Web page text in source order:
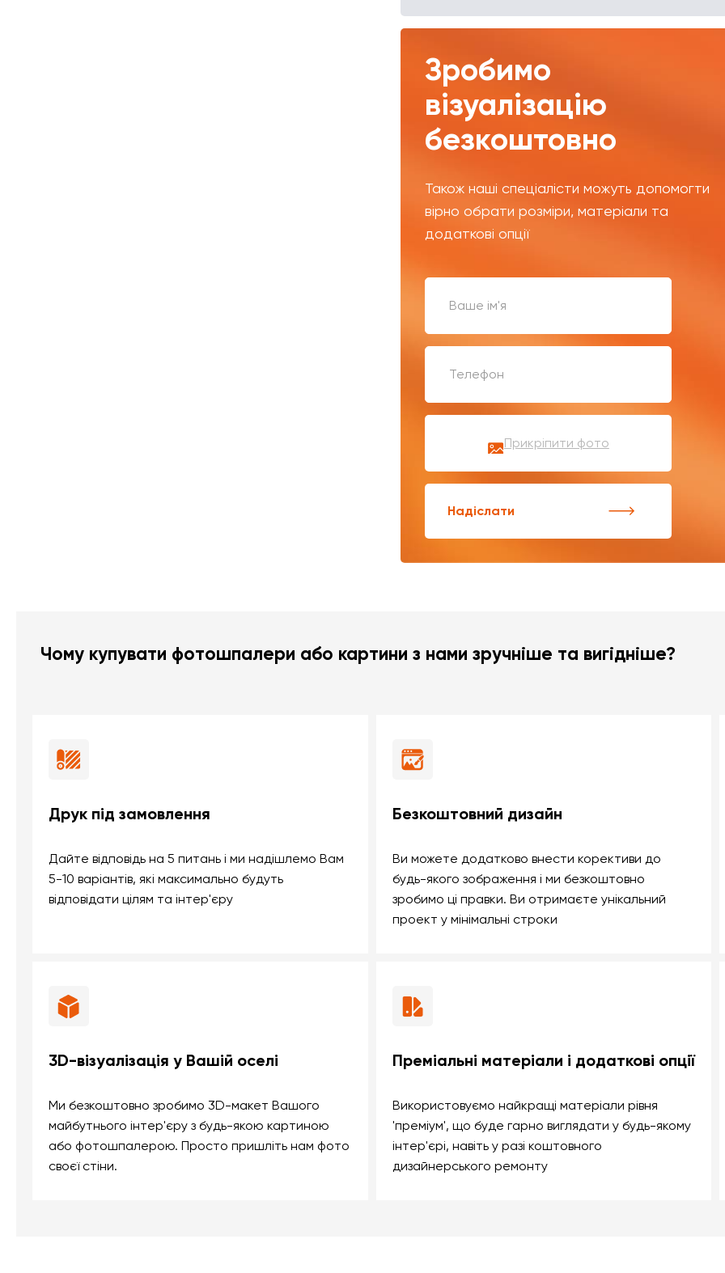
Зробимо
візуалізацію
безкоштовно
Також наші спеціалісти можуть допомогти
вірно обрати розміри, матеріали та
додаткові опції
Прикріпити фото
Надіслати
Чому купувати фотошпалери або картини з нами зручніше та вигідніше?
Друк під замовлення
Дайте відповідь на 5 питань і ми надішлемо Вам
5-10 варіантів, які максимально будуть
відповідати цілям та інтер'єру
Безкоштовний дизайн
Ви можете додатково внести корективи до
будь-якого зображення і ми безкоштовно
зробимо ці правки. Ви отримаєте унікальний
проект у мінімальні строки
3D-візуалізація у Вашій оселі
Ми безкоштовно зробимо 3D-макет Вашого
майбутнього інтер'єру з будь-якою картиною
або фотошпалерою. Просто пришліть нам фото
своєї стіни.
Преміальні матеріали і додаткові опції
Використовуємо найкращі матеріали рівня
'преміум', що буде гарно виглядати у будь-якому
інтер'єрі, навіть у разі коштовного
дизайнерського ремонту